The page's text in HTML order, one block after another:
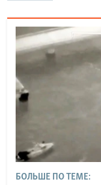
БОЛЬШЕ ПО ТЕМЕ: